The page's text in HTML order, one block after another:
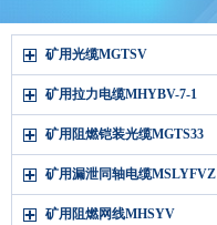
矿用光缆MGTSV
矿用拉力电缆MHYBV-7-1
矿用阻燃铠装光缆MGTS33
矿用漏泄同轴电缆MSLYFVZ
矿用阻燃网线MHSYV